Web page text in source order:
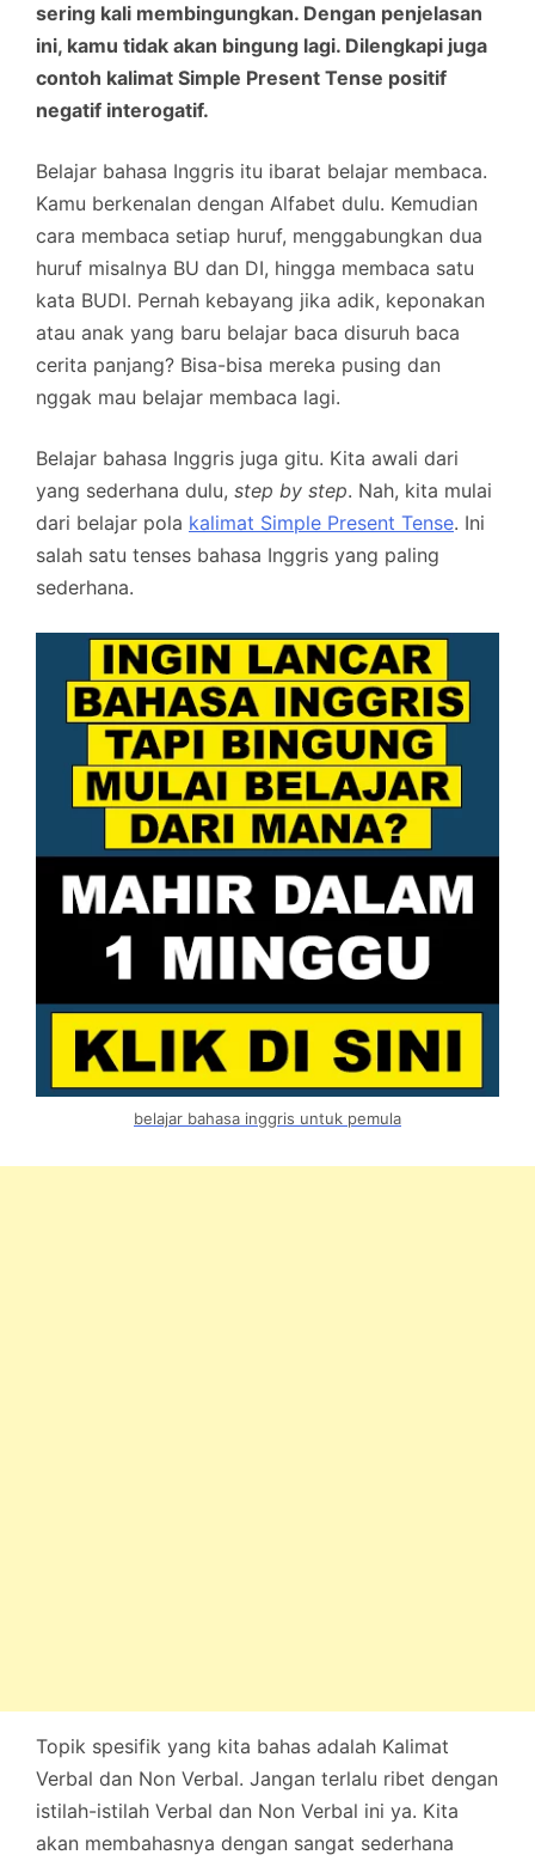
sering kali membingungkan. Dengan penjelasan
ini, kamu tidak akan bingung lagi. Dilengkapi juga
contoh kalimat Simple Present Tense positif
negatif interogatif.
Belajar bahasa Inggris itu ibarat belajar membaca.
Kamu berkenalan dengan Alfabet dulu. Kemudian
cara membaca setiap huruf, menggabungkan dua
huruf misalnya BU dan DI, hingga membaca satu
kata BUDI. Pernah kebayang jika adik, keponakan
atau anak yang baru belajar baca disuruh baca
cerita panjang? Bisa-bisa mereka pusing dan
nggak mau belajar membaca lagi.
Belajar bahasa Inggris juga gitu. Kita awali dari
yang sederhana dulu, step by step. Nah, kita mulai
dari belajar pola kalimat Simple Present Tense. Ini
salah satu tenses bahasa Inggris yang paling
sederhana.
belajar bahasa inggris untuk pemula
Topik spesifik yang kita bahas adalah Kalimat
Verbal dan Non Verbal. Jangan terlalu ribet dengan
istilah-istilah Verbal dan Non Verbal ini ya. Kita
akan membahasnya dengan sangat sederhana